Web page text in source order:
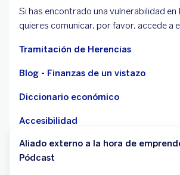
Aliado externo a la hora de
Pódcast
Si has encontrado una vulnerabilidad en
quieres comunicar, por favor, accede a
Tramitación de Herencias
Blog - Finanzas de un vistazo
Diccionario económico
Accesibilidad
Deudores hipotecarios sin recursos -